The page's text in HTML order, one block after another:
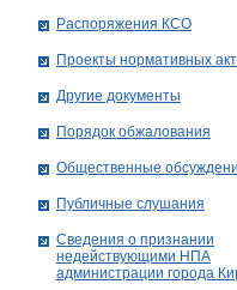
Распоряжения КСО
Проекты нормативных
Другие документы
Порядок обжалования
Общественные
Публичные слушания
Сведения о признании
недействующими НПА
администрации города